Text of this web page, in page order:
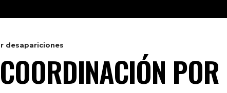
desapariciones
POR